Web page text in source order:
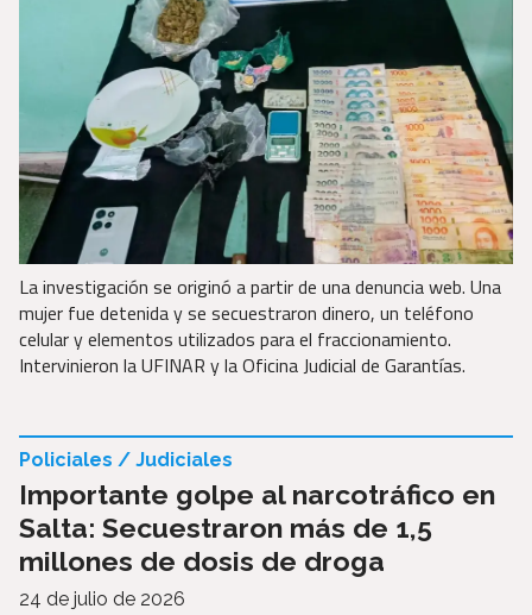
La investigación se originó a partir de una denuncia web. Una
mujer fue detenida y se secuestraron dinero, un teléfono
celular y elementos utilizados para el fraccionamiento.
Intervinieron la UFINAR y la Oficina Judicial de Garantías.
Importante golpe al narcotráfico en
Salta: Secuestraron más de 1,5
millones de dosis de droga
Policiales / Judiciales
24 de julio de 2026